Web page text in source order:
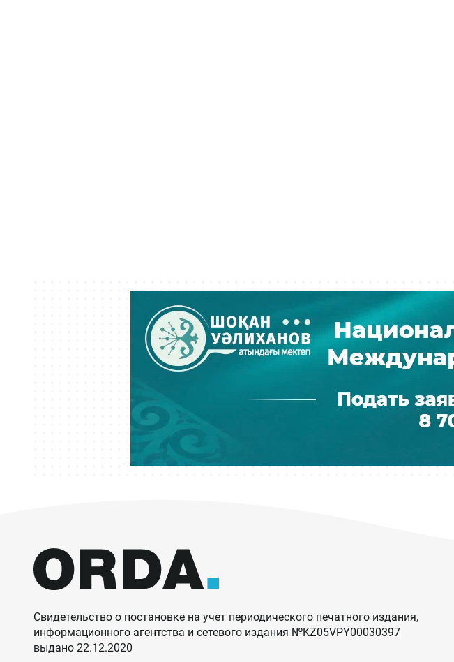
Свидетельство о постановке на учет периодического печатного издания,
информационного агентства и сетевого издания №KZ05VPY00030397
выдано 22.12.2020